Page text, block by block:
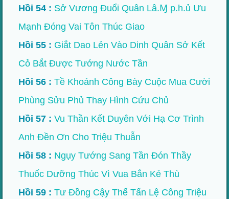
Hồi 54 : Sở Vương Đuổi Quân Lâ.Ɱ p.h.ủ Ưu
Mạnh Đóng Vai Tôn Thúc Giao
Hồi 55 : Giắt Dao Lẻn Vào Dinh Quân Sở Kết
Cỏ Bắt Được Tướng Nước Tần
Hồi 56 : Tề Khoảnh Công Bày Cuộc Mua Cười
Phùng Sửu Phủ Thay Hình Cứu Chủ
Hồi 57 : Vu Thần Kết Duyên Với Hạ Cơ Trình
Anh Đền Ơn Cho Triệu Thuẫn
Hồi 58 : Ngụy Tướng Sang Tần Đón Thầy
Thuốc Dưỡng Thúc Vì Vua Bắn Kẻ Thù
Hồi 59 : Tư Đồng Cậy Thế Tấn Lệ Công Triệu